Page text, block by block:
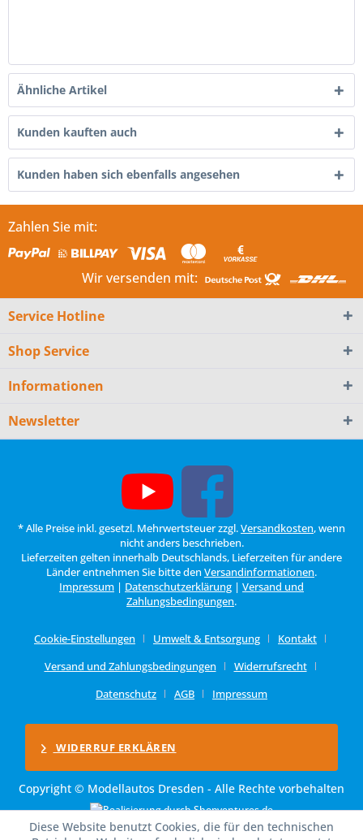
Ähnliche Artikel
Kunden kauften auch
Kunden haben sich ebenfalls angesehen
Zahlen Sie mit:
Wir versenden mit:
Service Hotline
Shop Service
Informationen
Newsletter
* Alle Preise inkl. gesetzl. Mehrwertsteuer zzgl.Versandkosten, wenn
nicht anders beschrieben.
Lieferzeiten gelten innerhalb Deutschlands, Lieferzeiten für andere
Länder entnehmen Sie bitte den Versandinformationen.
Impressum | Datenschutzerklärung | Versand und
Zahlungsbedingungen.
Cookie-Einstellungen Umwelt & Entsorgung
Kontakt
Versand und Zahlungsbedingungen
Widerrufsrecht
Datenschutz
AGB Impressum
WIDERRUF ERKLÄREN
Copyright © Modellautos Dresden - Alle Rechte vorbehalten
Diese Website benutzt Cookies, die für den technischen